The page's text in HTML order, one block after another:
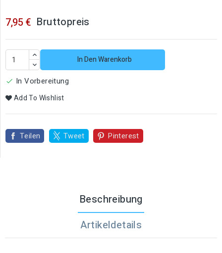
7,95 € Bruttopreis
In Den Warenkorb
 In Vorbereitung
Add To Wishlist
Teilen Tweet Pinterest
Beschreibung
Artikeldetails